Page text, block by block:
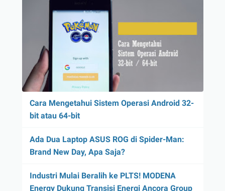
Cara Mengetahui Sistem Operasi Android 32-
bit atau 64-bit
Ada Dua Laptop ASUS ROG di Spider-Man:
Brand New Day, Apa Saja?
Industri Mulai Beralih ke PLTS! MODENA
Energy Dukung Transisi Energi Ancora Group